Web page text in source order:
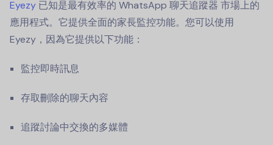
Eyezy 已知是最有效率的 WhatsApp 聊天追蹤器 市場上的
應用程式。它提供全面的家長監控功能。您可以使用
Eyezy，因為它提供以下功能：
監控即時訊息
存取刪除的聊天內容
追蹤討論中交換的多媒體